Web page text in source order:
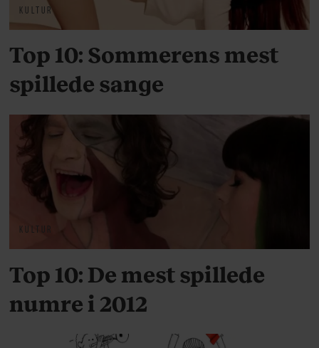
KULTUR
Top 10: Sommerens mest
spillede sange
KULTUR
Top 10: De mest spillede
numre i 2012